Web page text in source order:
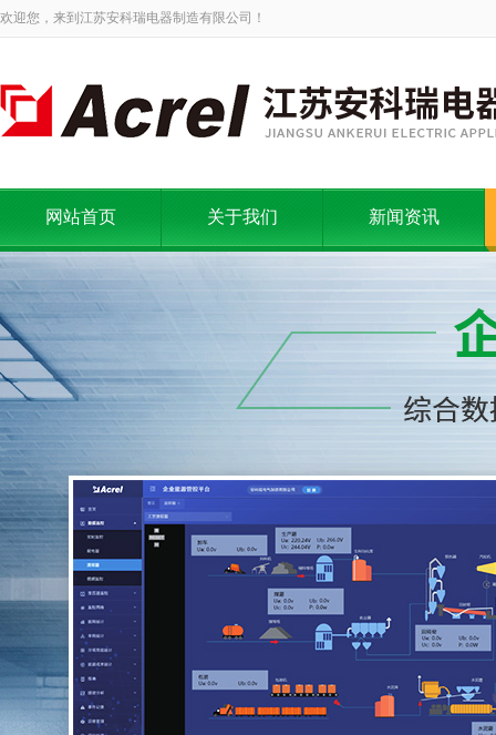
欢迎您，来到江苏安科瑞电器制造有限公司！
网站首页 关于我们 新闻资讯